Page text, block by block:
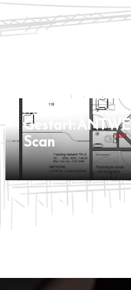
Gestart:
Scan